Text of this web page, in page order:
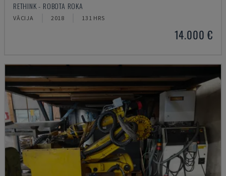
RETHINK - ROBOTA ROKA
VĀCIJA 2018 131 HRS
14.000 €